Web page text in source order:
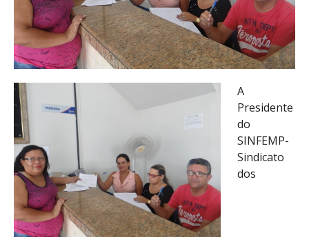
A
Presidente
do
SINFEMP-
Sindicato
dos